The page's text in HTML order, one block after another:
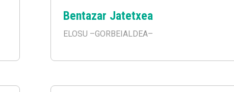
Bentazar Jatetxea
ELOSU –GORBEIALDEA–